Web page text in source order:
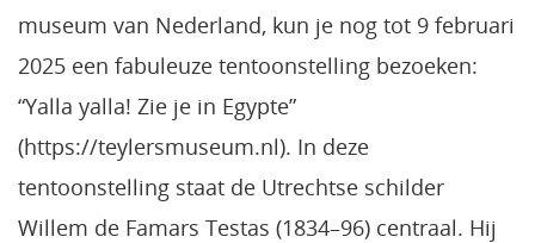
museum van Nederland, kun je nog tot 9 februari
2025 een fabuleuze tentoonstelling bezoeken:
“Yalla yalla! Zie je in Egypte”
(https://teylersmuseum.nl). In deze
tentoonstelling staat de Utrechtse schilder
Willem de Famars Testas (1834–96) centraal. Hij